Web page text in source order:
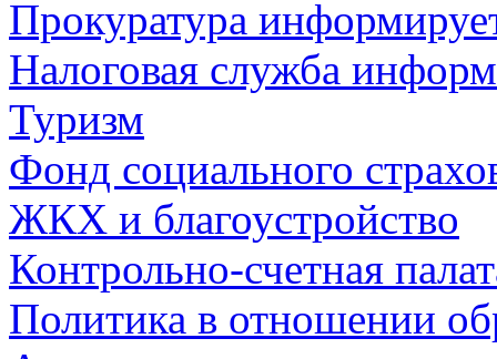
Прокуратура
Налоговая служба
Туризм
Фонд социального
ЖКХ и благоустройство
Контрольно-счетная
Политика в отношении